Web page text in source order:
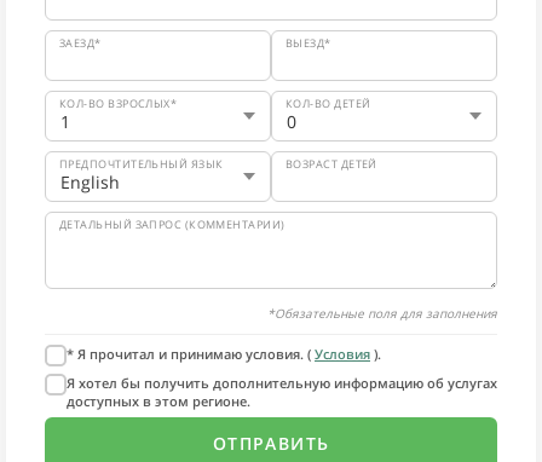
ЗАЕЗД* ВЫЕЗД*
КОЛ-ВО ВЗРОСЛЫХ* КОЛ-ВО ДЕТЕЙ
ПРЕДПОЧТИТЕЛЬНЫЙ ЯЗЫК ВОЗРАСТ ДЕТЕЙ
ДЕТАЛЬНЫЙ ЗАПРОС (КОММЕНТАРИИ)
*Обязательные поля для заполнения
* Я прочитал и принимаю условия. ( Условия ).
Я хотел бы получить дополнительную информацию об услугах
доступных в этом регионе.